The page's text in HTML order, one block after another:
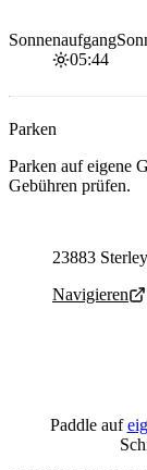
Sonnenaufgang
05:44
Parken
Parken auf eigene
Gebühren prüfen.
23883 Sterley
Navigieren
Paddle auf